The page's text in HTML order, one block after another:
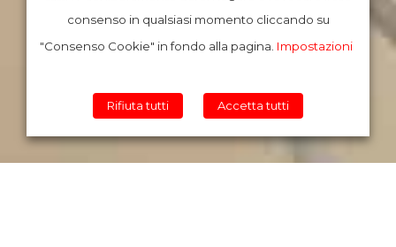
consenso in qualsiasi momento cliccando su
"Consenso Cookie" in fondo alla pagina. Impostazioni
Rifiuta tutti Accetta tutti